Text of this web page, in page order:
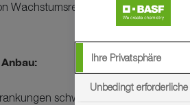
Wachstumsreglern für eine gute
schwächen die
Ihre Privatsphäre
Unbedingt erforderliche